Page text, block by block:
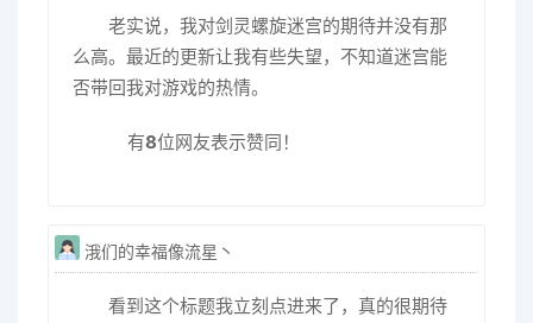
老实说，我对剑灵螺旋迷宫的期待并没有那
么高。最近的更新让我有些失望，不知道迷宫能
否带回我对游戏的热情。
有8位网友表示赞同！
涐们的幸福像流星丶
看到这个标题我立刻点进来了，真的很期待